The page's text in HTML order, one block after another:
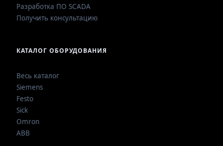
Разработка ПО SCADA
Получить консультацию
КАТАЛОГ ОБОРУДОВАНИЯ
Весь каталог
Siemens
Festo
Sick
Omron
ABB